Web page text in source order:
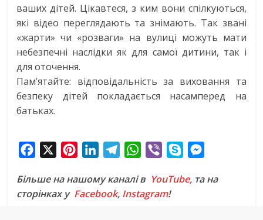
ваших дітей. Цікавтеся, з ким вони спілкуються,
які відео переглядають та знімають. Так звані
«жарти» чи «розваги» на вулиці можуть мати
небезпечні наслідки як для самої дитини, так і
для оточення.
Пам’ятайте: відповідальність за виховання та
безпеку дітей покладається насамперед на
батьках.
c
e
n
t
n
k
l
e
W
a
t
b
e
y
s
Більше на нашому каналі в YouTube, та на
сторінках у Facebook, Instagram!